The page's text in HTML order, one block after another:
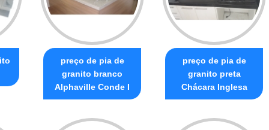
preço de pia de
granito branco
Alphaville Conde I
preço de pia de
granito preta
Chácara Inglesa